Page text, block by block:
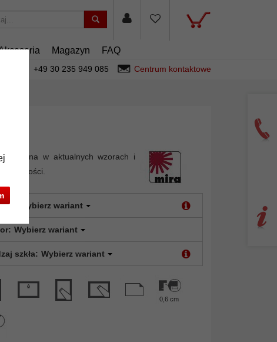
Magazyn FAQ
+49 30 235 949 085 Centrum kontaktowe
drewna w aktualnych wzorach i
jakości.
Wybierz wariant
Wybierz wariant
szkła: Wybierz wariant
0,6 cm